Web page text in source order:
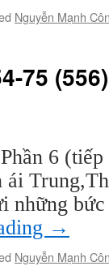
Nguyễn Mạnh
75
6 (tiếp
ái
những
→
Nguyễn Mạnh